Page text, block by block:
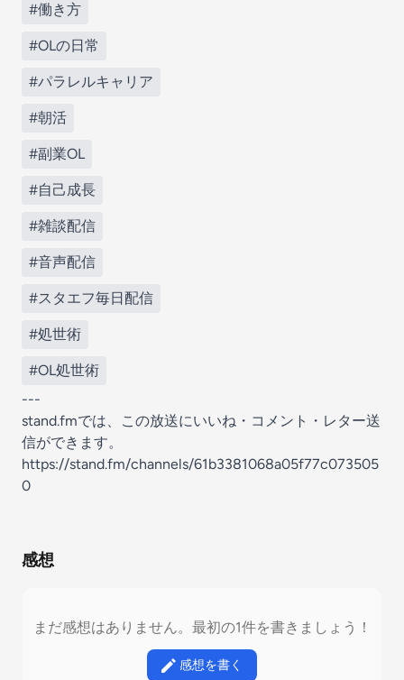
#働き方
#OLの日常
#パラレルキャリア
#朝活
#副業OL
#自己成長
#雑談配信
#音声配信
#スタエフ毎日配信
#処世術
#OL処世術
---
stand.fmでは、この放送にいいね・コメント・レター送
信ができます。
https://stand.fm/channels/61b3381068a05f77c073505
0
感想
まだ感想はありません。最初の1件を書きましょう！
感想を書く